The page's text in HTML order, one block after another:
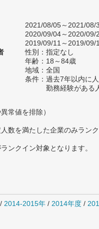
2021/08/05～2021/08/
2020/09/04～2020/09/
2019/09/11～2019/09/
性別：指定なし
年齢：18～84歳
地域：全国
条件：過去7年以内に
勤務経験がある
常値を排除）
数を満たした企業のみラン
ンクイン対象となります。
/ 2014-2015年 / 2014年度 /